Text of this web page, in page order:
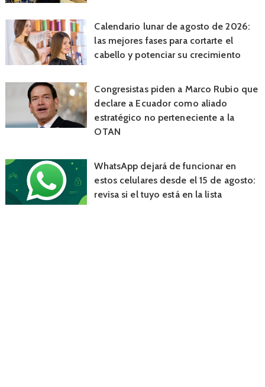
Calendario lunar de agosto de 2026:
las mejores fases para cortarte el
cabello y potenciar su crecimiento
Congresistas piden a Marco Rubio que
declare a Ecuador como aliado
estratégico no perteneciente a la
OTAN
WhatsApp dejará de funcionar en
estos celulares desde el 15 de agosto:
revisa si el tuyo está en la lista